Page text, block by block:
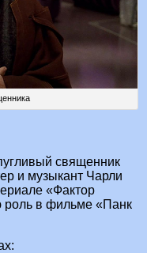
священник
и музыкант Чарли
«Фактор
роль в фильме «Панк